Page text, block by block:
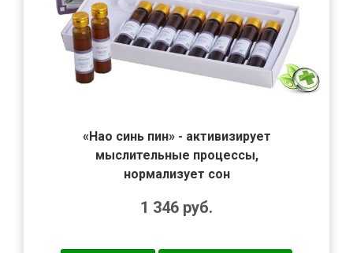
«Нао синь пин» - активизирует
мыслительные процессы,
нормализует сон
1 346 руб.